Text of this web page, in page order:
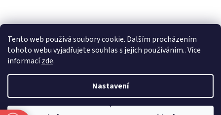
Tento web používá soubory cookie. Dalším procházením
tohoto webu vyjadřujete souhlas s jejich používáním.. Více
informacízde.
Nastavení
Vytvořil Shoptet
Copyright 2026Zlatnictví Masaříkovi. Všechna práva vyhrazena.